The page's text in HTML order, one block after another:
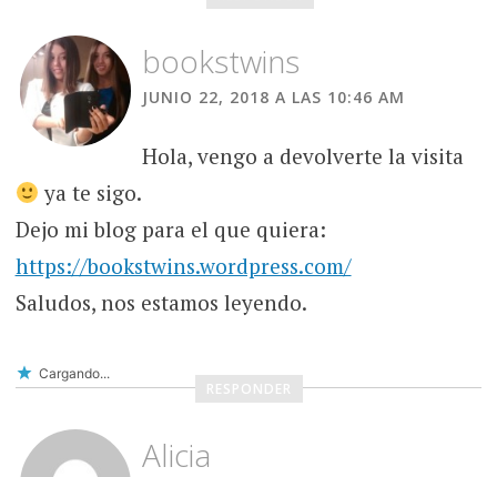
bookstwins
JUNIO 22, 2018 A LAS 10:46 AM
Hola, vengo a devolverte la visita
ya te sigo.
Dejo mi blog para el que quiera:
https://bookstwins.wordpress.com/
Saludos, nos estamos leyendo.
Cargando...
RESPONDER
Alicia